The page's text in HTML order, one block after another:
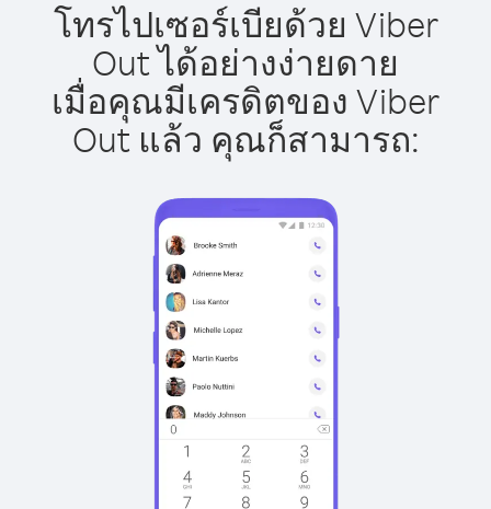
โทรไปเซอร์เบียด้วย Viber
Out ได้อย่างง่ายดาย
เมื่อคุณมีเครดิตของ Viber
Out แล้ว คุณก็สามารถ: